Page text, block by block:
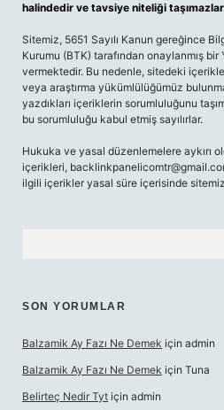
halindedir ve tavsiye niteliği
Sitemiz, 5651 Sayılı Kanun gereğince
Kurumu (BTK) tarafından onaylanmış bir
vermektedir. Bu nedenle, sitedeki
veya araştırma yükümlülüğümüz
yazdıkları içeriklerin sorumluluğunu
bu sorumluluğu kabul etmiş sayılırlar.
Hukuka ve yasal düzenlemelere aykırı
içerikleri,
ilgili içerikler yasal süre içerisinde
SON YORUMLAR
Balzamik Ay Fazı Ne Demek için admin
Balzamik Ay Fazı Ne Demek için Tuna
Belirteç Nedir Tyt için admin